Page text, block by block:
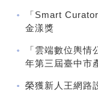
「Smart
金漾獎
「雲端數位輿
年第三屆臺中市
榮獲新人王網路